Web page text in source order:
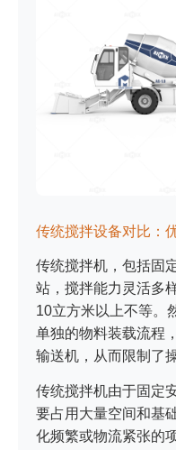
传统搅拌设备对比：
传统搅拌机，包括固
站，搅拌能力灵活多
10立方米以上不等。
单独的物料装载流程
输送机，从而限制了
传统搅拌机由于固定
要占用大量空间和基
化频繁或物流紧张的